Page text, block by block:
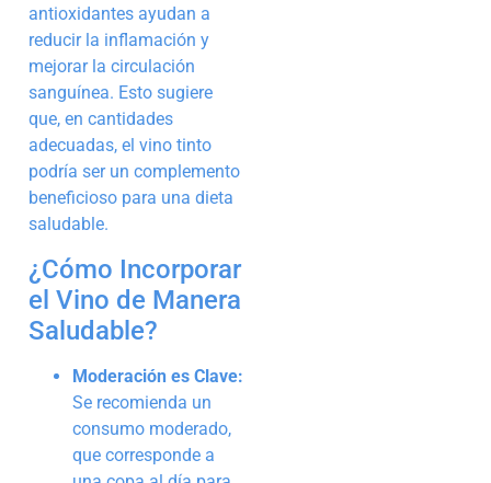
antioxidantes ayudan a
reducir la inflamación y
mejorar la circulación
sanguínea. Esto sugiere
que, en cantidades
adecuadas, el vino tinto
podría ser un complemento
beneficioso para una dieta
saludable.
¿Cómo Incorporar
el Vino de Manera
Saludable?
Moderación es Clave:
Se recomienda un
consumo moderado,
que corresponde a